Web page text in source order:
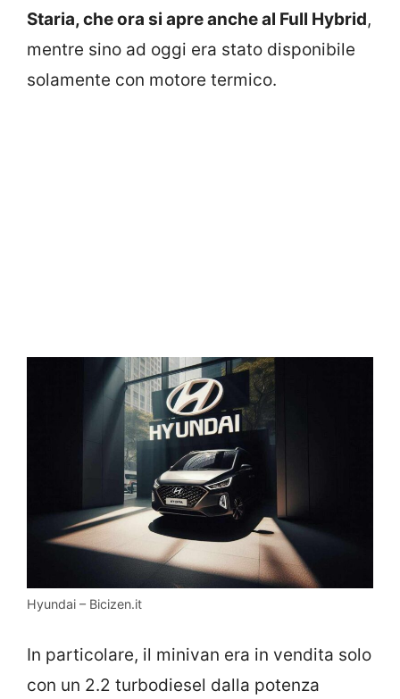
Staria, che ora si apre anche al Full Hybrid,
mentre sino ad oggi era stato disponibile
solamente con motore termico.
Hyundai – Bicizen.it
In particolare, il minivan era in vendita solo
con un 2.2 turbodiesel dalla potenza